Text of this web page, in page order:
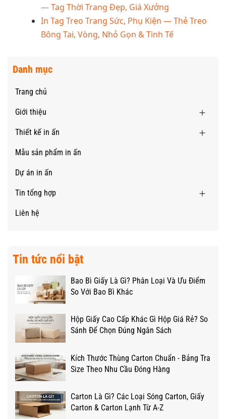
— Tag Thời Trang Đẹp, Giá Xưởng
In Tag Treo Trang Sức, Phụ Kiện — Thẻ Treo
Bông Tai, Vòng, Nhỏ Gọn & Tinh Tế
Danh mục
Trang chủ
Giới thiệu
Thiết kế in ấn
Mẫu sản phẩm in ấn
Dự án in ấn
Tin tổng hợp
Liên hệ
Tin tức nổi bật
Bao Bì Giấy Là Gì? Phân Loại Và Ưu Điểm
So Với Bao Bì Khác
Hộp Giấy Cao Cấp Khác Gì Hộp Giá Rẻ? So
Sánh Để Chọn Đúng Ngân Sách
Kích Thước Thùng Carton Chuẩn - Bảng Tra
Size Theo Nhu Cầu Đóng Hàng
Carton Là Gì? Các Loại Sóng Carton, Giấy
Carton & Carton Lạnh Từ A-Z